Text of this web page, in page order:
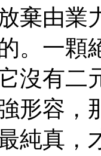
棄由業
。一顆
沒有二
形容，
純真，